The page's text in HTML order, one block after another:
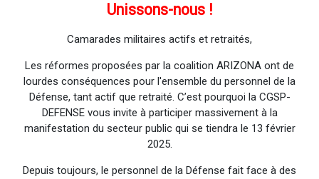
Unissons-nous !
Camarades militaires actifs et retraités,
Les réformes proposées par la coalition ARIZONA ont de
lourdes conséquences pour l'ensemble du personnel de la
Défense, tant actif que retraité. C’est pourquoi la CGSP-
DEFENSE vous invite à participer massivement à la
manifestation du secteur public qui se tiendra le 13 février
2025.
Depuis toujours, le personnel de la Défense fait face à des